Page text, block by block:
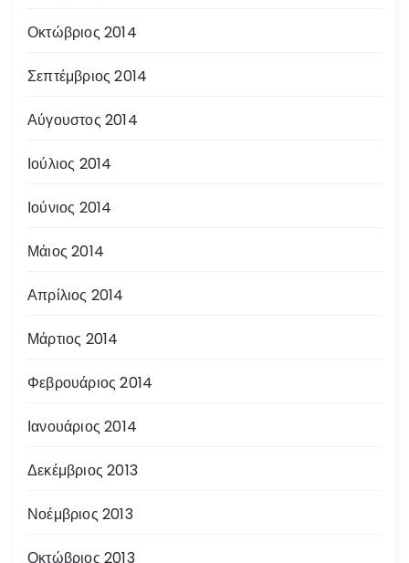
Οκτώβριος 2014
Σεπτέμβριος 2014
Αύγουστος 2014
Ιούλιος 2014
Ιούνιος 2014
Μάιος 2014
Απρίλιος 2014
Μάρτιος 2014
Φεβρουάριος 2014
Ιανουάριος 2014
Δεκέμβριος 2013
Νοέμβριος 2013
Οκτώβριος 2013